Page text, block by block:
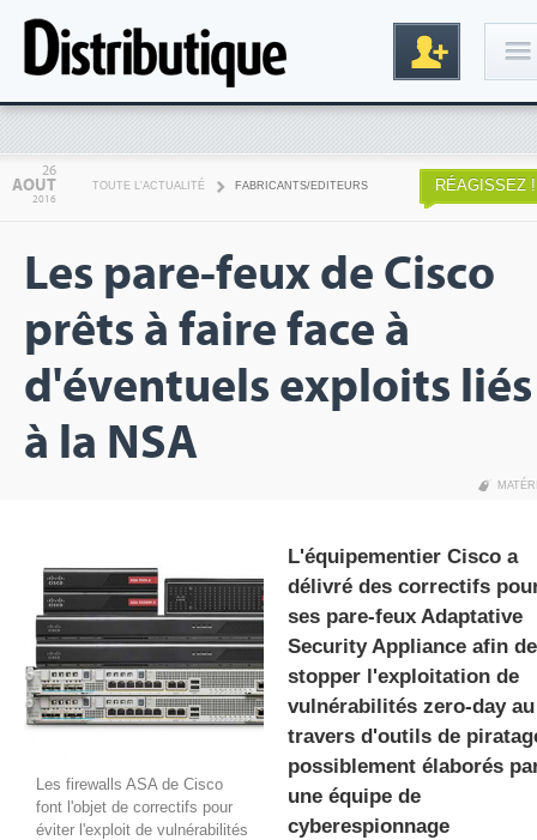
Inscription
gratuite
26
AOUT
2016
TOUTE L'ACTUALITÉ FABRICANTS/EDITEURS RÉAGISSEZ !
Les pare-feux de Cisco
prêts à faire face à
d'éventuels exploits liés
à la NSA
Les firewalls ASA de Cisco
font l'objet de correctifs pour
éviter l'exploit de vulnérabilités
L'équipementier Cisco a
délivré des correctifs
ses pare-feux Adaptative
Security Appliance afin de
stopper l'exploitation de
vulnérabilités zero-day au
travers d'outils de
possiblement élaborés
une équipe de
cyberespionnage